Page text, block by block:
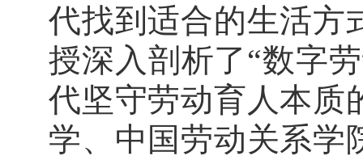
代找到适合的生活方
授深入剖析了“数字
代坚守劳动育人本质
学、中国劳动关系学